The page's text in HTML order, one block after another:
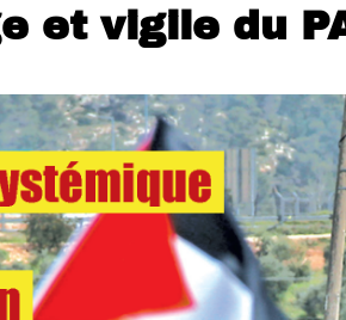
et vigile du